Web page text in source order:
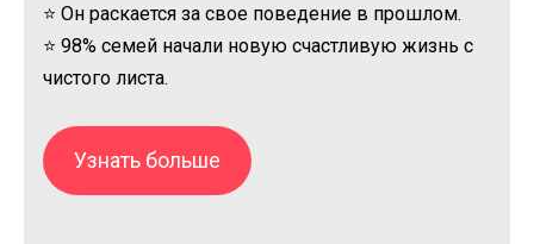
⭐ Он раскается за свое поведение в прошлом.
⭐ 98% семей начали новую счастливую жизнь с
чистого листа.
Узнать больше